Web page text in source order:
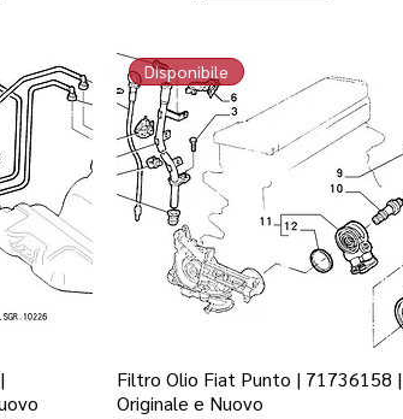
Disponibile
Filtro Olio Fiat Punto | 71736158 |
Originale e Nuovo